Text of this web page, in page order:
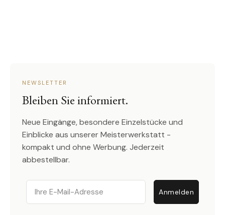
NEWSLETTER
Bleiben Sie informiert.
Neue Eingänge, besondere Einzelstücke und
Einblicke aus unserer Meisterwerkstatt -
kompakt und ohne Werbung. Jederzeit
abbestellbar.
Email
Anmelden